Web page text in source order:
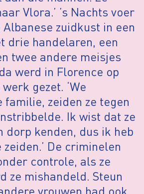
Vlora.’ ’s Nachts voer
zuidkust in een
drie handelaren, een
twee andere meisjes
werd in Florence op
gezet. ‘We
zeiden ze tegen
Ik wist dat ze
dorp kenden, dus ik heb
De criminelen
controle, als ze
ze mishandeld. Steun